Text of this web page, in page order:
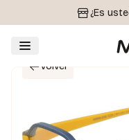
¿Es
Volver